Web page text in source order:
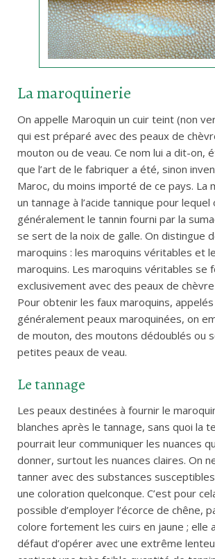
La maroquinerie
On appelle Maroquin un cuir teint (non
qui est préparé avec des peaux de
mouton ou de veau. Ce nom lui a dit-on,
que l’art de le fabriquer a été, sinon
Maroc, du moins importé de ce pays. La
un tannage à l’acide tannique pour lequel
généralement le tannin fourni par la
se sert de la noix de galle. On distingue
maroquins : les maroquins véritables et
maroquins. Les maroquins véritables se
exclusivement avec des peaux de
Pour obtenir les faux maroquins,
généralement peaux maroquinées, on
de mouton, des moutons dédoublés ou
petites peaux de veau.
Le tannage
Les peaux destinées à fournir le
blanches après le tannage, sans quoi la
pourrait leur communiquer les nuances
donner, surtout les nuances claires. On
tanner avec des substances
une coloration quelconque. C’est pour
possible d’employer l’écorce de chêne,
colore fortement les cuirs en jaune ; elle
défaut d’opérer avec une extrême